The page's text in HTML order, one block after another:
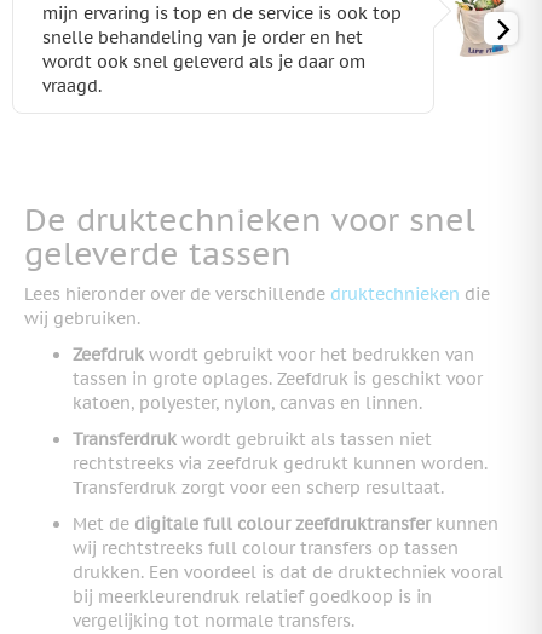
De druktechnieken voor snel
geleverde tassen
Lees hieronder over de verschillende druktechnieken die
wij gebruiken.
Zeefdruk wordt gebruikt voor het bedrukken van
tassen in grote oplages. Zeefdruk is geschikt voor
katoen, polyester, nylon, canvas en linnen.
Transferdruk wordt gebruikt als tassen niet
rechtstreeks via zeefdruk gedrukt kunnen worden.
Transferdruk zorgt voor een scherp resultaat.
Met de digitale full colour zeefdruktransferkunnen
wij rechtstreeks full colour transfers op tassen
drukken. Een voordeel is dat de druktechniek vooral
bij meerkleurendruk relatief goedkoop is in
vergelijking tot normale transfers.
mijn ervaring is top en de service is ook top
snelle behandeling van je order en het
wordt ook snel geleverd als je daar om
vraagd.